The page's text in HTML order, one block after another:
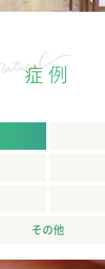
症例
その他